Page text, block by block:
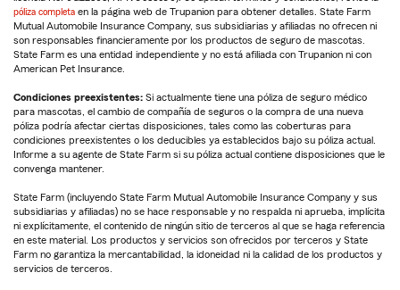
póliza completa en la página web de Trupanion para obtener detalles. State Farm
Mutual Automobile Insurance Company, sus subsidiarias y afiliadas no ofrecen ni
son responsables financieramente por los productos de seguro de mascotas.
State Farm es una entidad independiente y no está afiliada con Trupanion ni con
American Pet Insurance.
Condiciones preexistentes: Si actualmente tiene una póliza de seguro médico
para mascotas, el cambio de compañía de seguros o la compra de una nueva
póliza podría afectar ciertas disposiciones, tales como las coberturas para
condiciones preexistentes o los deducibles ya establecidos bajo su póliza actual.
Informe a su agente de State Farm si su póliza actual contiene disposiciones que le
convenga mantener.
State Farm (incluyendo State Farm Mutual Automobile Insurance Company y sus
subsidiarias y afiliadas) no se hace responsable y no respalda ni aprueba, implícita
ni explícitamente, el contenido de ningún sitio de terceros al que se haga referencia
en este material. Los productos y servicios son ofrecidos por terceros y State
Farm no garantiza la mercantabilidad, la idoneidad ni la calidad de los productos y
servicios de terceros.